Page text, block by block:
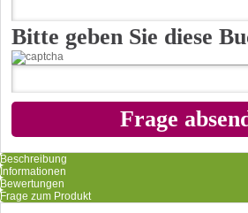
Bitte geben Sie diese
Beschreibung
Informationen
Bewertungen
Frage zum Produkt